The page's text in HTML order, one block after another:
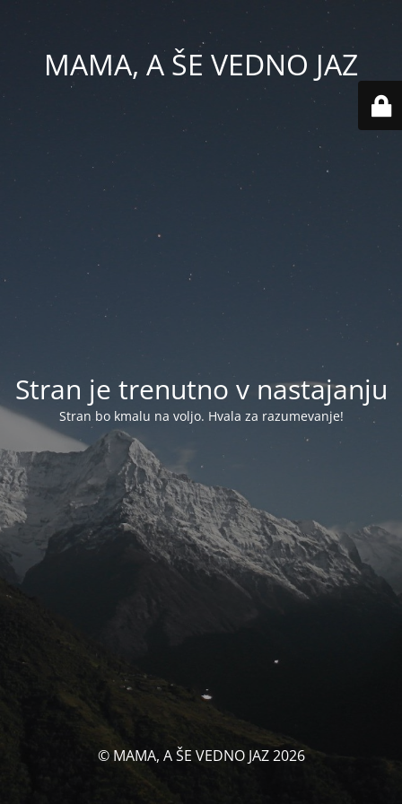
MAMA, A ŠE VEDNO JAZ
Stran je trenutno v nastajanju
Stran bo kmalu na voljo. Hvala za razumevanje!
© MAMA, A ŠE VEDNO JAZ 2026